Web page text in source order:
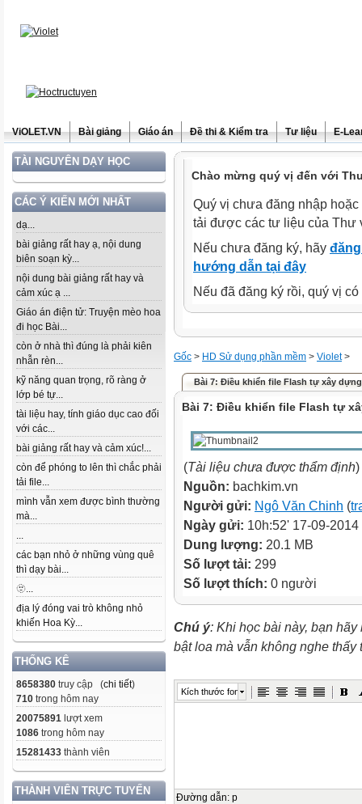
ViOLET.VN Bài giảng Giáo án Đề thi & Kiểm tra Tư liệu E-
TÀI NGUYÊN DẠY HỌC
CÁC Ý KIẾN MỚI NHẤT
dạ...
bài giảng rất hay ạ, nội dung
biên soạn kỳ...
nội dung bài giảng rất hay và
cảm xúc ạ ...
Giáo án điện tử: Truyện mèo hoa
đi học Bài...
còn ở nhà thì đúng là phải kiên
nhẫn rèn...
kỹ năng quan trọng, rõ ràng ở
lớp bé tự...
tài liệu hay, tính giáo dục cao đối
với các...
bài giảng rất hay và cảm xúc!...
còn để phóng to lên thì chắc phải
tải file...
mình vẫn xem được bình thường
mà...
...
các bạn nhỏ ở những vùng quê
thì dạy bài...
🫥...
địa lý đóng vai trò không nhỏ
khiến Hoa Kỳ...
THỐNG KÊ
8658380 truy cập (chi tiết)
710 trong hôm nay
20075891 lượt xem
1086 trong hôm nay
15281433 thành viên
THÀNH VIÊN TRỰC TUYẾN
Chào mừng quý vị đến với
Quý vị chưa đăng nhập
tải được các tư liệu của Thư
Nếu chưa đăng ký, hãy
hướng dẫn tại đây
Nếu đã đăng ký rồi, quý vị
Gốc > HD Sử dụng phần mềm > Violet>
Bài 7: Điều khiển file Flash tự xây dựng
Bài 7: Điều khiển file Flash tự
(Tài liệu chưa được thẩm định)
Nguồn: bachkim.vn
Người gửi: Ngô Văn Chinh (
Ngày gửi: 10h:52' 17-09-2014
Dung lượng: 20.1 MB
Số lượt tải: 299
Số lượt thích: 0 người
Chú ý: Khi học bài này, bạn
bật loa mà vẫn không nghe
Kích thước font
Đường dẫn: p